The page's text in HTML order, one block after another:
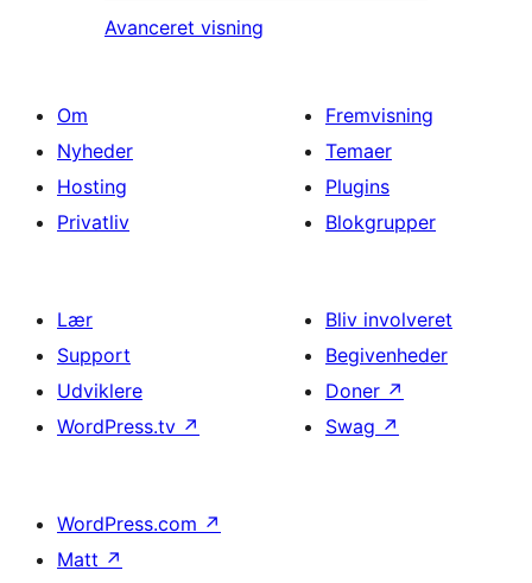
Avanceret visning
Om
Nyheder
Hosting
Privatliv
Fremvisning
Temaer
Plugins
Blokgrupper
Lær
Support
Udviklere
WordPress.tv ↗
Bliv involveret
Begivenheder
Doner ↗
Swag ↗
WordPress.com ↗
Matt ↗